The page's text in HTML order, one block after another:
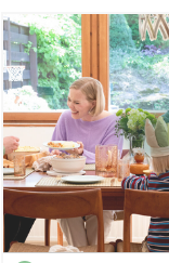
kynnyksen
antaa apua
Sovelluksen kautta
naapuriapua ja
kimppakyytejä,
ruoka-apua,
talkooapua
yhdistyksissä.
sovellus, jossa
ja pyytää apua
painalluksella.